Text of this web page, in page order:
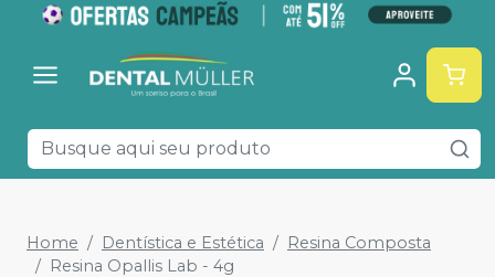
Home Dentística e Estética
Resina Composta
Resina Opallis Lab - 4g